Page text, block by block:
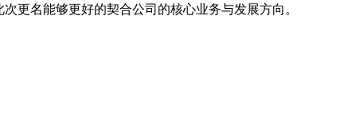
更名能够更好的契合公司的核心业务与发展方向。